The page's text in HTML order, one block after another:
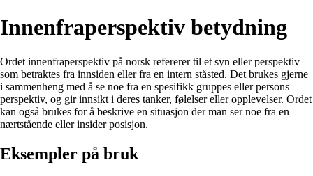
Innenfraperspektiv betydning
Ordet innenfraperspektiv på norsk refererer til et syn eller perspektiv
som betraktes fra innsiden eller fra en intern ståsted. Det brukes gjerne
i sammenheng med å se noe fra en spesifikk gruppes eller persons
perspektiv, og gir innsikt i deres tanker, følelser eller opplevelser. Ordet
kan også brukes for å beskrive en situasjon der man ser noe fra en
nærtstående eller insider posisjon.
Eksempler på bruk